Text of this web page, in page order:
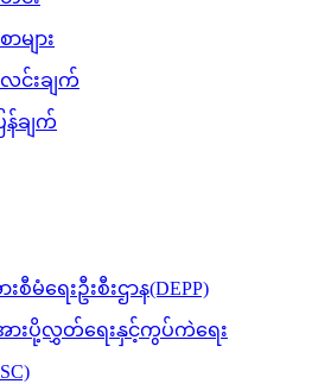
များ
င်းချက်
ချက်
စီမံရေးဦးစီးဌာန(DEPP)
ားပို့လွှတ်ရေးနှင့်ကွပ်ကဲရေး